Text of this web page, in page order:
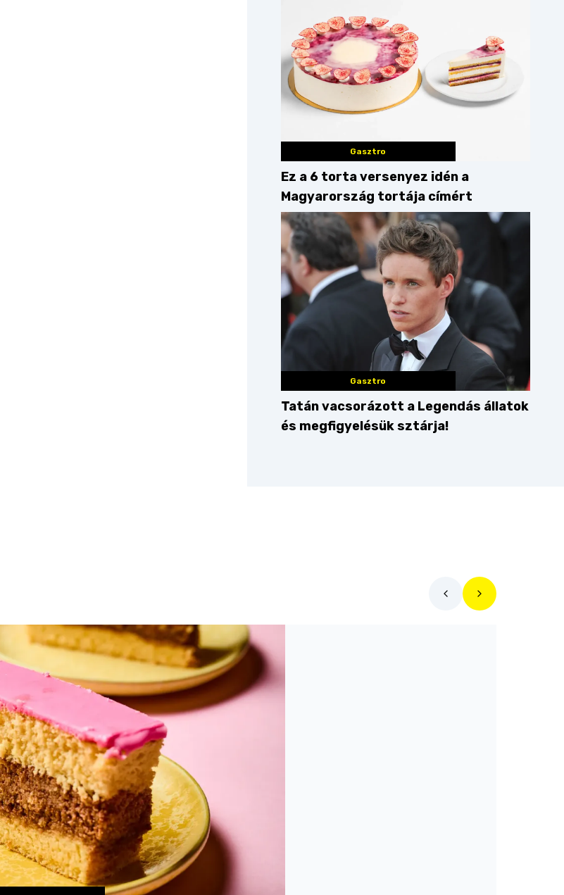
Gasztro
Ez a 6 torta versenyez idén a
Magyarország tortája címért
Gasztro
Tatán vacsorázott a Legendás állatok
és megfigyelésük sztárja!